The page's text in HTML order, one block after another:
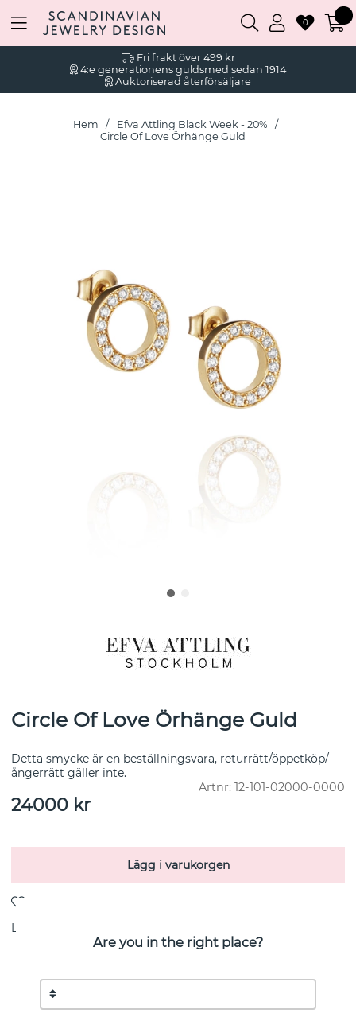
Fri frakt över 499 kr
4:e generationens guldsmed sedan 1914
Auktoriserad återförsäljare
0
Hem
Efva Attling Black Week - 20%
Circle Of Love Örhänge Guld
Circle Of Love Örhänge Guld
Detta smycke är en beställningsvara, returrätt/öppetköp/
ångerrätt gäller inte.
Artnr: 12-101-02000-0000
24000 kr
Lägg i varukorgen
Leverans:
PRODUKTBESKRIVNING
Are you in the right place?